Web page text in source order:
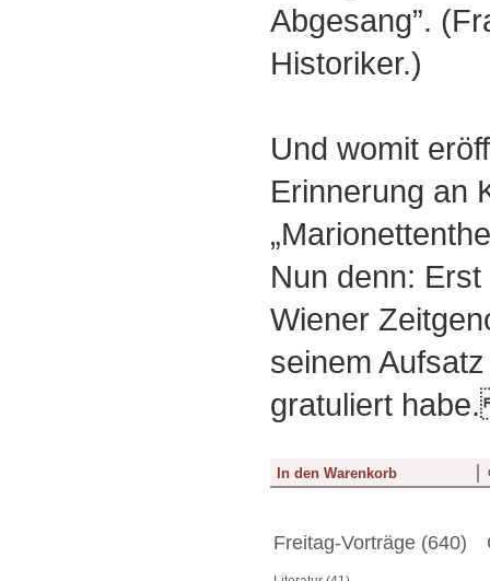
Abgesang”.
Historiker.)
Und womit
Erinnerung an
Nun denn:
Wiener
seinem
gratuliert
Freitag-Vorträge (640)